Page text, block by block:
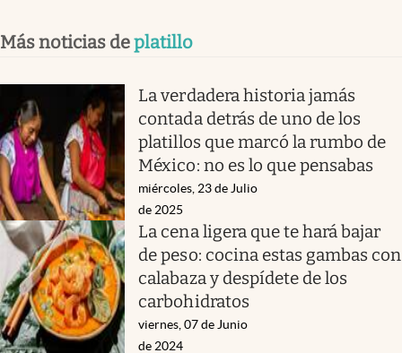
Más noticias deplatillo
La verdadera historia jamás
contada detrás de uno de los
platillos que marcó la rumbo de
México: no es lo que pensabas
miércoles, 23 de Julio
de 2025
La cena ligera que te hará bajar
de peso: cocina estas gambas con
calabaza y despídete de los
carbohidratos
viernes, 07 de Junio
de 2024